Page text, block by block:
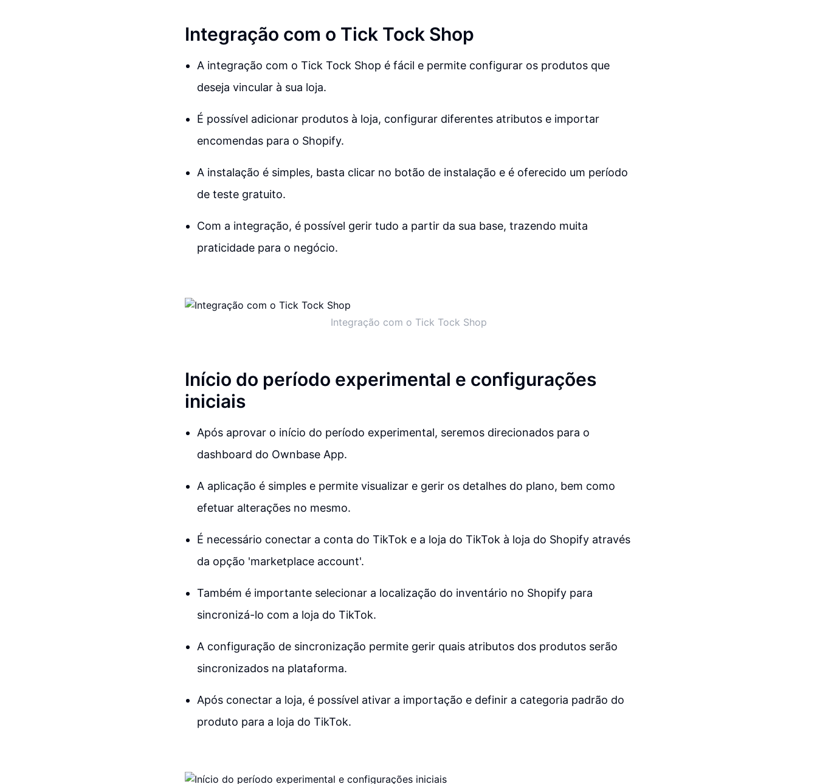
Integração com o Tick Tock Shop
A integração com o Tick Tock Shop é fácil e permite configurar os produtos que
deseja vincular à sua loja.
É possível adicionar produtos à loja, configurar diferentes atributos e importar
encomendas para o Shopify.
A instalação é simples, basta clicar no botão de instalação e é oferecido um período
de teste gratuito.
Com a integração, é possível gerir tudo a partir da sua base, trazendo muita
praticidade para o negócio.
Integração com o Tick Tock Shop
Início do período experimental e configurações
iniciais
Após aprovar o início do período experimental, seremos direcionados para o
dashboard do Ownbase App.
A aplicação é simples e permite visualizar e gerir os detalhes do plano, bem como
efetuar alterações no mesmo.
É necessário conectar a conta do TikTok e a loja do TikTok à loja do Shopify através
da opção 'marketplace account'.
Também é importante selecionar a localização do inventário no Shopify para
sincronizá-lo com a loja do TikTok.
A configuração de sincronização permite gerir quais atributos dos produtos serão
sincronizados na plataforma.
Após conectar a loja, é possível ativar a importação e definir a categoria padrão do
produto para a loja do TikTok.